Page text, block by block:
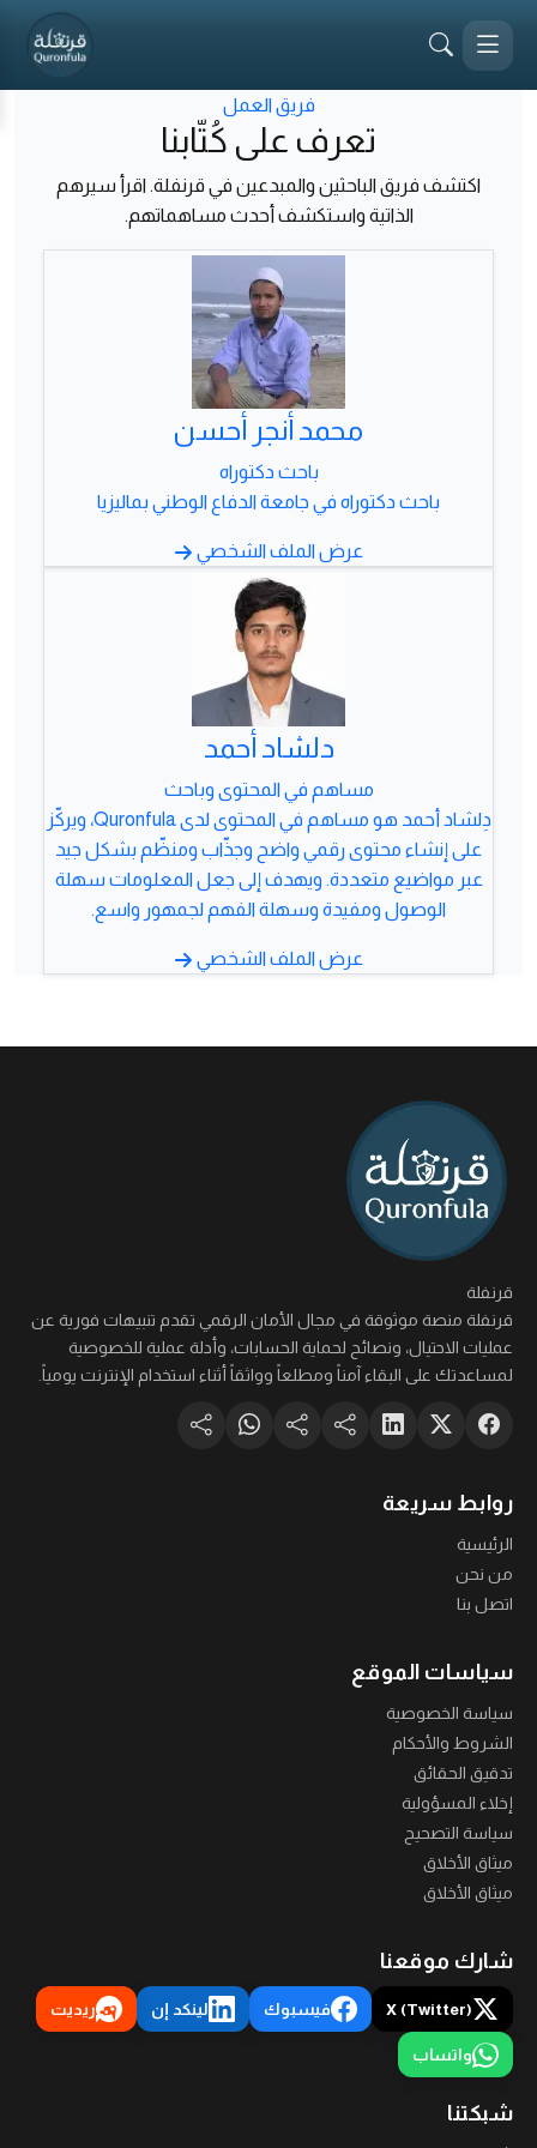
فريق العمل
تعرف على كُتّابنا
اكتشف فريق الباحثين والمبدعين في قرنفلة. اقرأ سيرهم
الذاتية واستكشف أحدث مساهماتهم.
محمد أنجر أحسن
باحث دكتوراه
باحث دكتوراه في جامعة الدفاع الوطني بماليزيا
عرض الملف الشخصي
دلشاد أحمد
مساهم في المحتوى وباحث
دِلشاد أحمد هو مساهم في المحتوى لدى Quronfula، ويركّز
على إنشاء محتوى رقمي واضح وجذّاب ومنظّم بشكل جيد
عبر مواضيع متعددة. ويهدف إلى جعل المعلومات سهلة
الوصول ومفيدة وسهلة الفهم لجمهور واسع.
عرض الملف الشخصي
قرنفلة
قرنفلة منصة موثوقة في مجال الأمان الرقمي تقدم تنبيهات فورية عن
عمليات الاحتيال، ونصائح لحماية الحسابات، وأدلة عملية للخصوصية
لمساعدتك على البقاء آمناً ومطلعاً وواثقاً أثناء استخدام الإنترنت يومياً.
روابط سريعة
الرئيسية
من نحن
اتصل بنا
سياسات الموقع
سياسة الخصوصية
الشروط والأحكام
تدقيق الحقائق
إخلاء المسؤولية
سياسة التصحيح
ميثاق الأخلاق
ميثاق الأخلاق
شارك موقعنا
X (Twitter) فيسبوك لينكد إن ريديت
واتساب
شبكتنا